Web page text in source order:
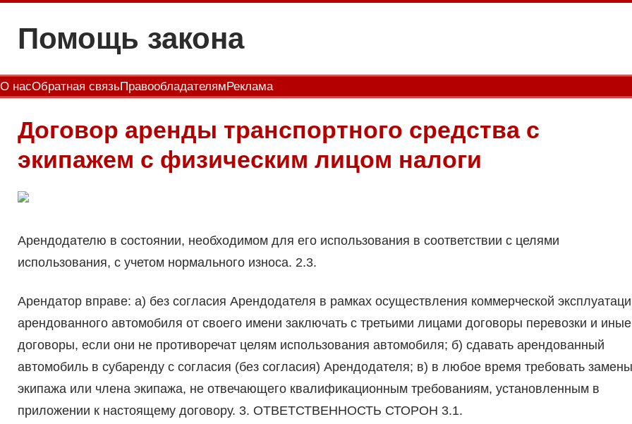
содержимому
Помощь закона
О насОбратная связьПравообладателямРеклама
Договор аренды транспортного средства с
экипажем с физическим лицом налоги
Арендодателю в состоянии, необходимом для его использования в соответствии с целями
использования, с учетом нормального износа. 2.3.
Арендатор вправе: а) без согласия Арендодателя в рамках осуществления коммерческой
арендованного автомобиля от своего имени заключать с третьими лицами договоры перевозки и иные
договоры, если они не противоречат целям использования автомобиля; б) сдавать арендованный
автомобиль в субаренду с согласия (без согласия) Арендодателя; в) в любое время требовать замены
экипажа или члена экипажа, не отвечающего квалификационным требованиям, установленным в
приложении к настоящему договору. 3. ОТВЕТСТВЕННОСТЬ СТОРОН 3.1.